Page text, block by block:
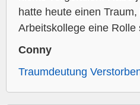
hatte heute einen
Arbeitskollege eine Rolle
Conny
Traumdeutung